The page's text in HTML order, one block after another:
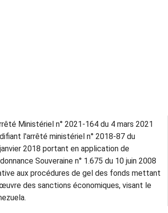
Ministériel n° 2021-164 du 4 mars 2021
l'arrêté ministériel n° 2018-87 du
2018 portant en application de
Souveraine n° 1.675 du 10 juin 2008
aux procédures de gel des fonds mettant
des sanctions économiques, visant le